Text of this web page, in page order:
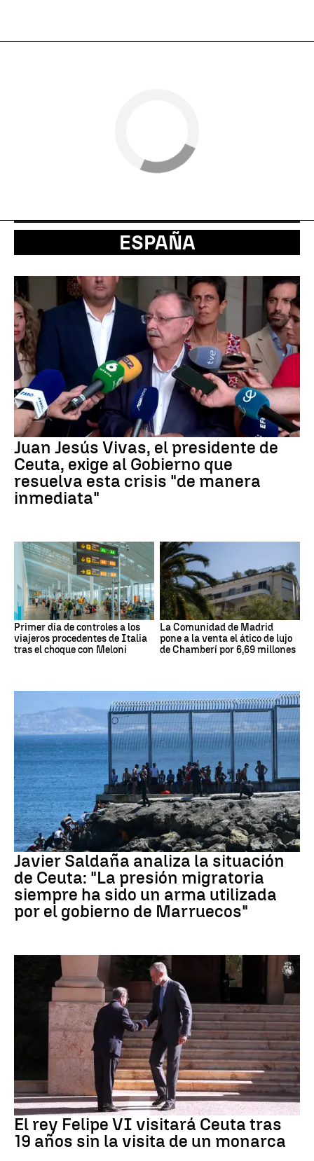
ESPAÑA
Juan Jesús Vivas, el presidente de
Ceuta, exige al Gobierno que
resuelva esta crisis "de manera
inmediata"
Primer día de controles a los
viajeros procedentes de Italia
tras el choque con Meloni
La Comunidad de Madrid
pone a la venta el ático de lujo
de Chamberí por 6,69 millones
Crisis migratoria Ceuta
Javier Saldaña analiza la situación
de Ceuta: "La presión migratoria
siempre ha sido un arma utilizada
por el gobierno de Marruecos"
Crisis Migratoria
El rey Felipe VI visitará Ceuta tras
19 años sin la visita de un monarca